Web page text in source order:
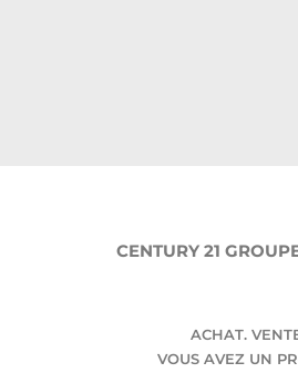
CENTURY 21
ACHAT.
VOUS AVEZ UN